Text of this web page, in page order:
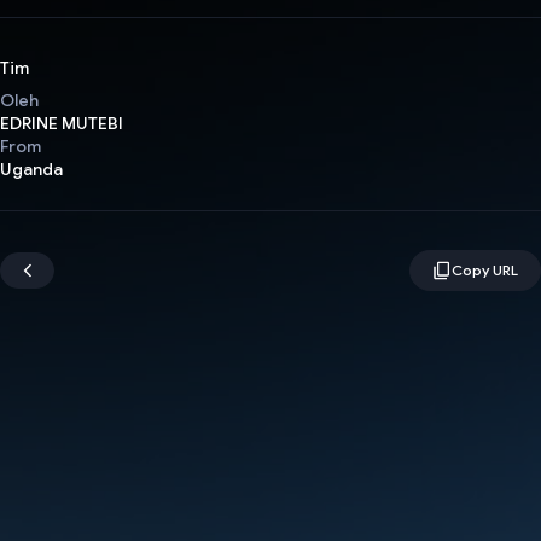
Tim
Oleh
EDRINE MUTEBI
From
Uganda